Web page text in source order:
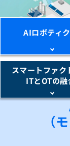
AIロボティ
スマートファク
ITとOTの融
（